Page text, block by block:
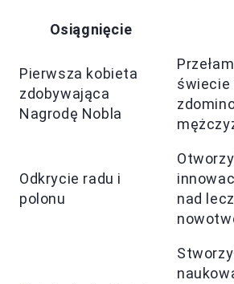
Osiągnięcie
Pierwsza kobieta
zdobywająca
Nagrodę Nobla
świecie
Odkrycie radu i
polonu
nad